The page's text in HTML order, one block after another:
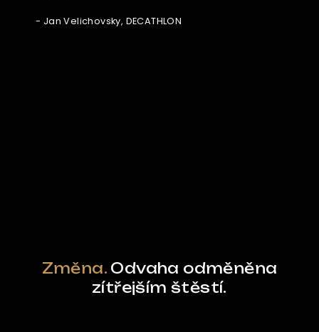
- Jan Velichovsky, DECATHLON
Změna. Odvaha odměněna
zítřejším štěstí.